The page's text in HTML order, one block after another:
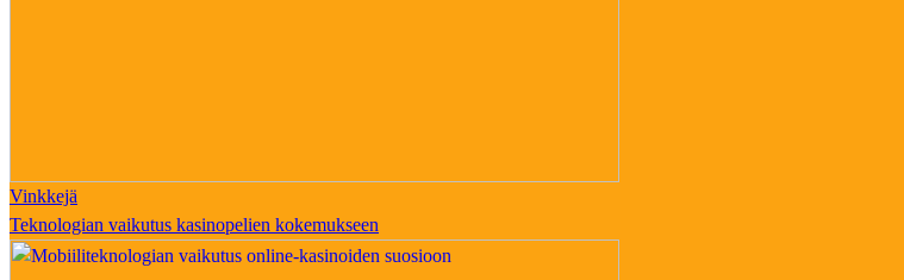
Vinkkejä
Teknologian vaikutus kasinopelien kokemukseen